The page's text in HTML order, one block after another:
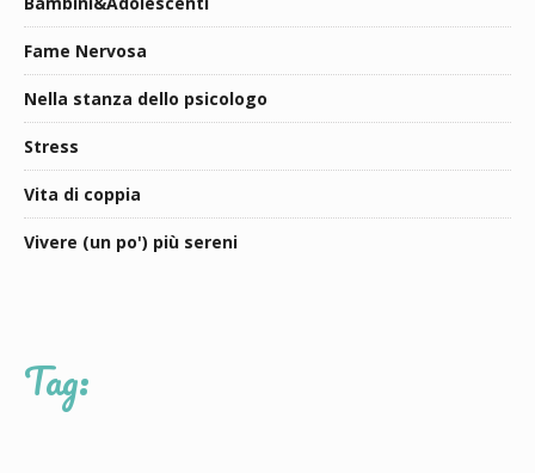
Fame Nervosa
Nella stanza dello psicologo
Stress
Vita di coppia
Vivere (un po') più sereni
Tag: